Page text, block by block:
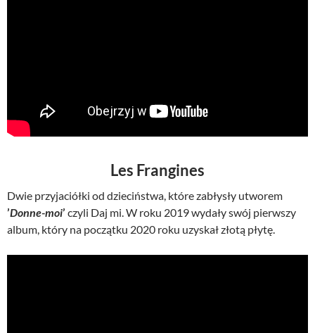
Les Frangines
Dwie przyjaciółki od dzieciństwa, które zabłysły utworem
’Donne-moi’ czyli Daj mi. W roku 2019 wydały swój pierwszy
album, który na początku 2020 roku uzyskał złotą płytę.